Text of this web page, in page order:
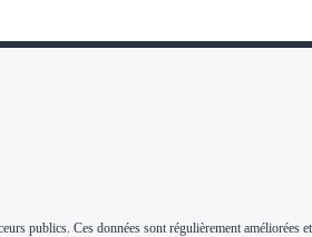
publics. Ces données sont régulièrement améliorées